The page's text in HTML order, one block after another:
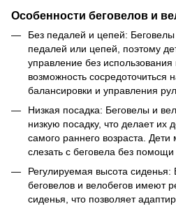
Особенности беговелов и
Без педалей и цепей:
педалей или цепей, поэтому
управление без
возможность сосредоточиться
балансировки и управления
Низкая посадка: Беговелы и
низкую посадку, что делает их
самого раннего возраста. Дети
слезать с беговела без помощи
Регулируемая высота
беговелов и велобегов имеют
сиденья, что позволяет